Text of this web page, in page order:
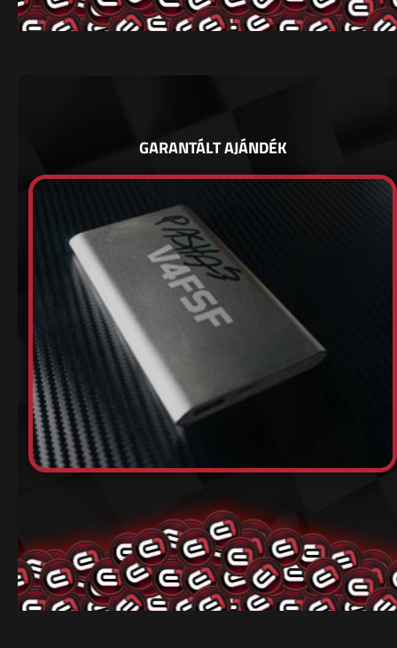
GARANTÁLT AJÁNDÉK